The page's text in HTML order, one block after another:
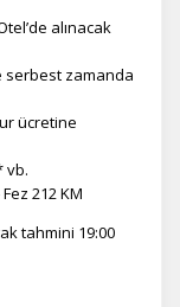
alınacak
serbest zamanda
ücretine
vb.
212 KM
tahmini 19:00